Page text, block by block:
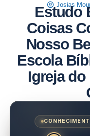
Josias
Estudo
Coisas
Nosso
Escola
Igreja